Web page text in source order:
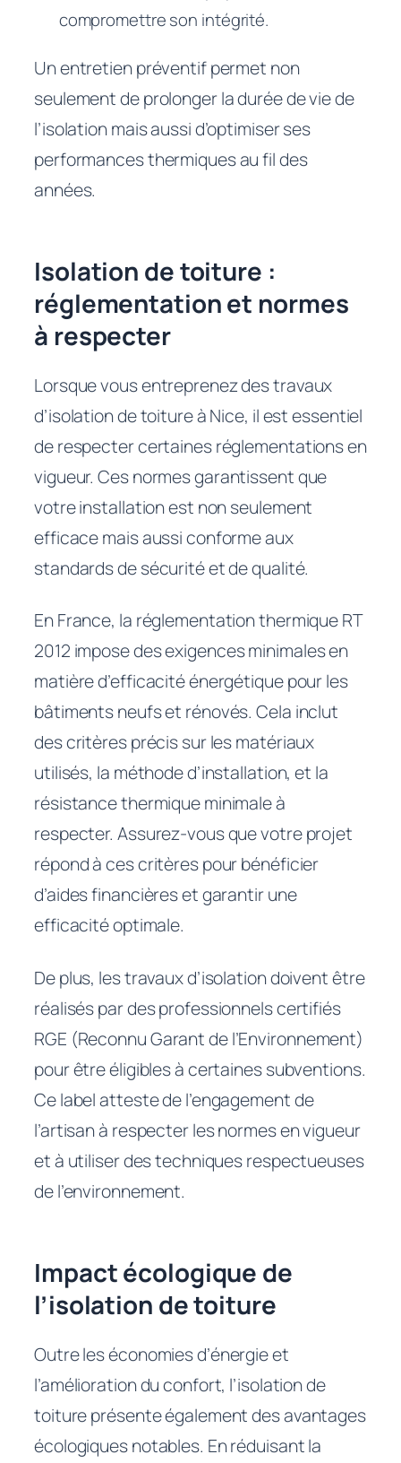
compromettre son intégrité.
Un entretien préventif permet non
seulement de prolonger la durée de vie de
l’isolation mais aussi d’optimiser ses
performances thermiques au fil des
années.
Isolation de toiture :
réglementation et normes
à respecter
Lorsque vous entreprenez des travaux
d’isolation de toiture à Nice, il est essentiel
de respecter certaines réglementations en
vigueur. Ces normes garantissent que
votre installation est non seulement
efficace mais aussi conforme aux
standards de sécurité et de qualité.
En France, la réglementation thermique RT
2012 impose des exigences minimales en
matière d’efficacité énergétique pour les
bâtiments neufs et rénovés. Cela inclut
des critères précis sur les matériaux
utilisés, la méthode d’installation, et la
résistance thermique minimale à
respecter. Assurez-vous que votre projet
répond à ces critères pour bénéficier
d’aides financières et garantir une
efficacité optimale.
De plus, les travaux d’isolation doivent être
réalisés par des professionnels certifiés
RGE (Reconnu Garant de l’Environnement)
pour être éligibles à certaines subventions.
Ce label atteste de l’engagement de
l’artisan à respecter les normes en vigueur
et à utiliser des techniques respectueuses
de l’environnement.
Impact écologique de
l’isolation de toiture
Outre les économies d’énergie et
l’amélioration du confort, l’isolation de
toiture présente également des avantages
écologiques notables. En réduisant la